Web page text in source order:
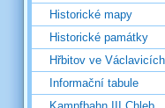
Historické mapy
Historické památky
Hřbitov ve Václavicích
Informační tabule